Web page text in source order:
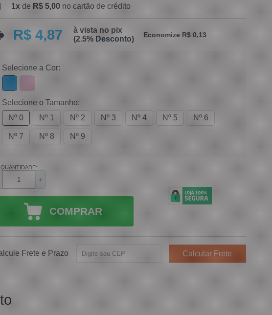
1xdeR$ 5,00 no cartão de crédito
R$ 4,87
à vista no pix
(2.5% Desconto)
Economize R$ 0,13
Selecione a Cor:
Selecione o Tamanho:
Nº 0
Nº 1 Nº 2 Nº 3 Nº 4 Nº 5 Nº 6
Nº 7 Nº 8 Nº 9
QUANTIDADE:
+
COMPRAR
Frete e Prazo